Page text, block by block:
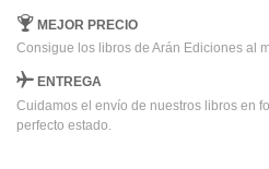
MEJOR PRECIO
Consigue los libros de Arán Ediciones al
ENTREGA
Cuidamos el envío de nuestros libros en
perfecto estado.